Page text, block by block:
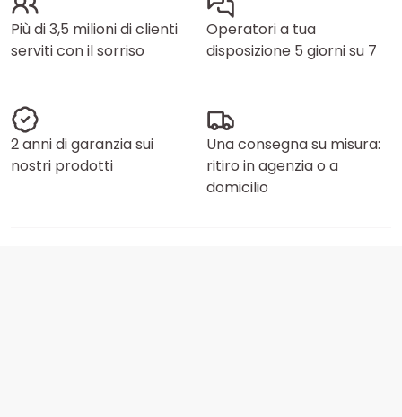
Più di 3,5 milioni di clienti
serviti con il sorriso
Operatori a tua
disposizione 5 giorni su 7
2 anni di garanzia sui
nostri prodotti
Una consegna su misura:
ritiro in agenzia o a
domicilio